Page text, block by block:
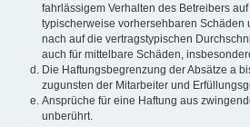
fahrlässigem Verhalten des Betreibers
typischerweise vorhersehbaren Schäden
nach auf die vertragstypischen
auch für mittelbare Schäden,
Die Haftungsbegrenzung der Absätze a
zugunsten der Mitarbeiter und
Ansprüche für eine Haftung aus
unberührt.